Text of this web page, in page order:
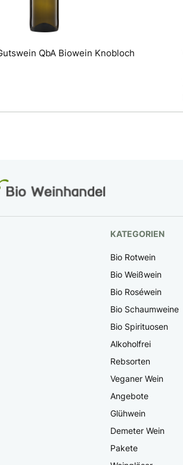
In den Warenkorb
Weißer Burgunder Gutswein QbA Biowein Knobloch
KATEGORIEN
Bio Rotwein
Bio Weißwein
Bio Roséwein
Bio Schaumweine
Bio Spirituosen
Alkoholfrei
Rebsorten
Veganer Wein
Angebote
Glühwein
Demeter Wein
Pakete